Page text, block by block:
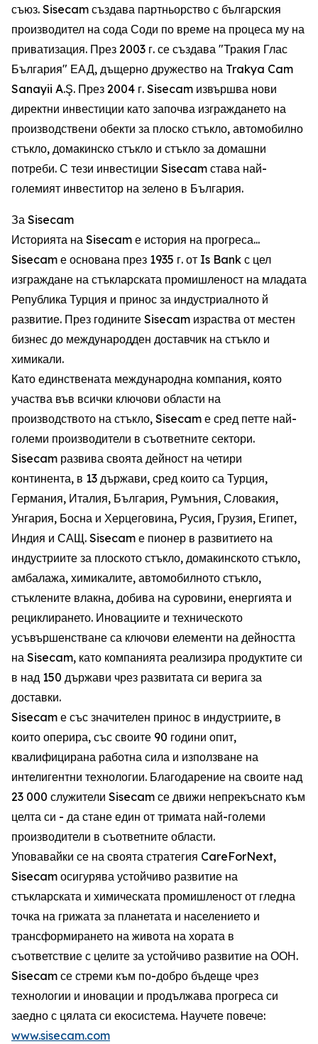
съюз. Sisecam създава партньорство с българския
производител на сода Соди по време на процеса му на
приватизация. През 2003 г. се създава "Тракия Глас
България" ЕАД, дъщерно дружество на Trakya Cam
Sanayii A.Ş. През 2004 г. Sisecam извършва нови
директни инвестиции като започва изграждането на
производствени обекти за плоско стъкло, автомобилно
стъкло, домакинско стъкло и стъкло за домашни
потреби. С тези инвестиции Sisecam става най-
големият инвеститор на зелено в България.
За Sisecam
Историята на Sisecam е история на прогреса...
Sisecam е основана през 1935 г. от Is Bank с цел
изграждане на стъкларската промишленост на младата
Република Турция и принос за индустриалното й
развитие. През годините Sisecam израства от местен
бизнес до международден доставчик на стъкло и
химикали.
Като единствената международна компания, която
участва във всички ключови области на
производството на стъкло, Sisecam е сред петте най-
големи производители в съответните сектори.
Sisecam развива своята дейност на четири
континента, в 13 държави, сред които са Турция,
Германия, Италия, България, Румъния, Словакия,
Унгария, Босна и Херцеговина, Русия, Грузия, Египет,
Индия и САЩ. Sisecam е пионер в развитието на
индустриите за плоското стъкло, домакинското стъкло,
амбалажа, химикалите, автомобилното стъкло,
стъклените влакна, добива на суровини, енергията и
рециклирането. Иновациите и техническото
усъвършенстване са ключови елементи на дейността
на Sisecam, като компанията реализира продуктите си
в над 150 държави чрез развитата си верига за
доставки.
Sisecam е със значителен принос в индустриите, в
които оперира, със своите 90 години опит,
квалифицирана работна сила и използване на
интелигентни технологии. Благодарение на своите над
23 000 служители Sisecam се движи непрекъснато към
целта си - да стане един от тримата най-големи
производители в съответните области.
Уповавайки се на своята стратегия CareForNext,
Sisecam осигурява устойчиво развитие на
стъкларската и химическата промишленост от гледна
точка на грижата за планетата и населението и
трансформирането на живота на хората в
съответствие с целите за устойчиво развитие на ООН.
Sisecam се стреми към по-добро бъдеще чрез
технологии и иновации и продължава прогреса си
заедно с цялата си екосистема. Научете повече:
www.sisecam.com